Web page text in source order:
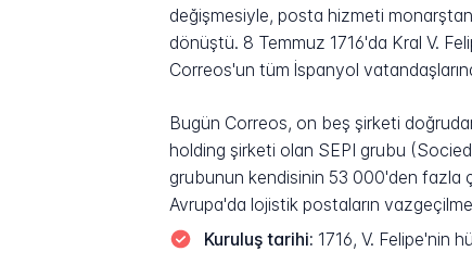
değişmesiyle, posta hizmeti
dönüştü. 8 Temmuz 1716'da Kral V.
Correos'un tüm İspanyol
Bugün Correos, on beş şirketi
holding şirketi olan SEPI grubu
grubunun kendisinin 53 000'den fazla
Avrupa'da lojistik postaların
Kuruluş tarihi: 1716, V. Felipe'nin